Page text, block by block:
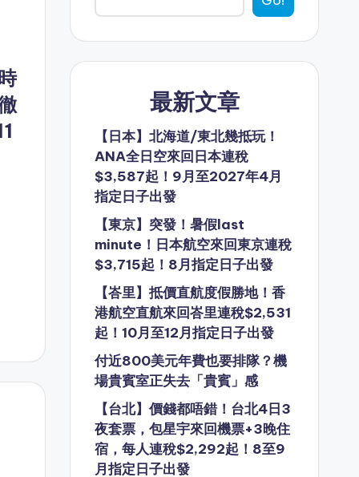
最新文章
【日本】北海道/東北幾抵玩！
ANA全日空來回日本連稅
$3,587起！9月至2027年4月
指定日子出發
【東京】突發！暑假last
minute！日本航空來回東京連稅
$3,715起！8月指定日子出發
【峇里】抵價直航度假勝地！香
港航空直航來回峇里連稅$2,531
起！10月至12月指定日子出發
付近800美元年費也要排隊？機
場貴賓室正失去「貴賓」感
【台北】價錢都唔錯！台北4日3
夜套票，包星宇來回機票+3晚住
宿，每人連稅$2,292起！8至9
月指定日子出發